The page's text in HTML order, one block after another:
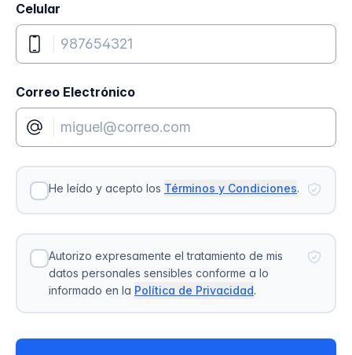
Celular
Correo Electrónico
He leído y acepto los Términos y Condiciones.
Autorizo expresamente el tratamiento de mis
datos personales sensibles conforme a lo
informado en la Política de Privacidad.